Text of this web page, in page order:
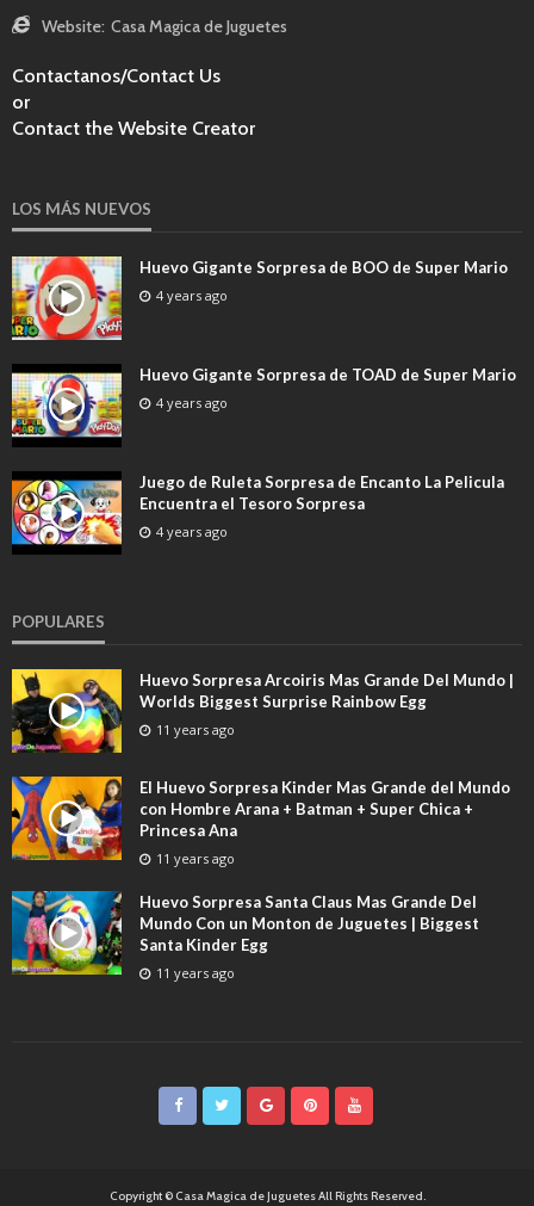
Website: Casa Magica de Juguetes
Contactanos/Contact Us
or
Contact the Website Creator
LOS MÁS NUEVOS
Huevo Gigante Sorpresa de BOO de Super Mario
4 years ago
Huevo Gigante Sorpresa de TOAD de Super Mario
4 years ago
Juego de Ruleta Sorpresa de Encanto La Pelicula
Encuentra el Tesoro Sorpresa
4 years ago
POPULARES
Huevo Sorpresa Arcoiris Mas Grande Del Mundo |
Worlds Biggest Surprise Rainbow Egg
11 years ago
El Huevo Sorpresa Kinder Mas Grande del Mundo
con Hombre Arana + Batman + Super Chica +
Princesa Ana
11 years ago
Huevo Sorpresa Santa Claus Mas Grande Del
Mundo Con un Monton de Juguetes | Biggest
Santa Kinder Egg
11 years ago
Copyright © Casa Magica de Juguetes All Rights Reserved.